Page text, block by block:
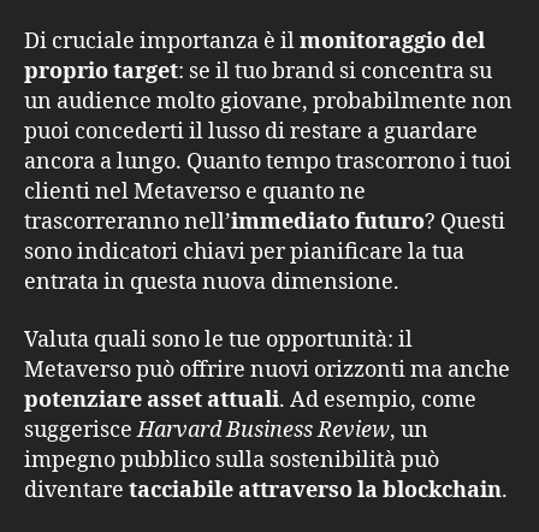
Di cruciale importanza è ilmonitoraggio del
proprio target: se il tuo brand si concentra su
un audience molto giovane, probabilmente non
puoi concederti il lusso di restare a guardare
ancora a lungo. Quanto tempo trascorrono i tuoi
clienti nel Metaverso e quanto ne
trascorreranno nell’immediato futuro? Questi
sono indicatori chiavi per pianificare la tua
entrata in questa nuova dimensione.
Valuta quali sono le tue opportunità: il
Metaverso può offrire nuovi orizzonti ma anche
potenziare asset attuali. Ad esempio, come
suggerisceHarvard Business Review, un
impegno pubblico sulla sostenibilità può
diventare tacciabile attraverso la blockchain.